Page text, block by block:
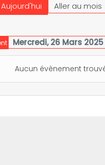
Aujourd'hui
Aller au mois
Mercredi, 26 Mars 2025
Aucun évènement